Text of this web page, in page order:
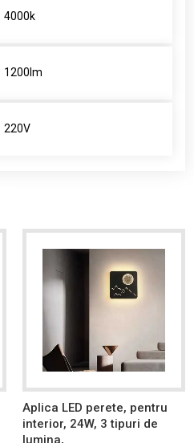
4000k
1200lm
220V
Aplica LED perete, pentru
interior, 24W, 3 tipuri de
lumina,